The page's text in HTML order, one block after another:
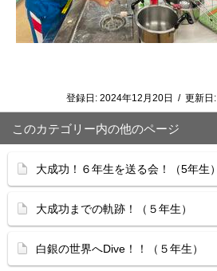
登録日: 2024年12月20日 / 更新日:
このカテゴリー内の他のページ
大成功！６年生を送る会！（5年生）
大成功までの軌跡！（５年生）
白銀の世界へDive！！（５年生）